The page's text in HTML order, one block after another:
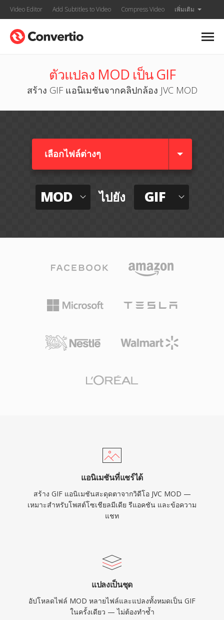
Video Editor Add Subtitles to Video Compress Video เพิ่มเติม
ตัวแปลง MOD เป็น GIF
สร้าง GIF แอนิเมชันจากคลิปกล้อง JVC MOD
เลือกไฟล์ต่างๆ​
MOD ไปยัง GIF
แอนิเมชันที่แชร์ได้
สร้าง GIF แอนิเมชันสะดุดตาจากวิดีโอ JVC MOD —
เหมาะสำหรับโพสต์โซเชียลมีเดีย รีแอคชัน และข้อความ
แชท
แปลงเป็นชุด
อัปโหลดไฟล์ MOD หลายไฟล์และแปลงทั้งหมดเป็น GIF
ในครั้งเดียว — ไม่ต้องทำซ้ำ